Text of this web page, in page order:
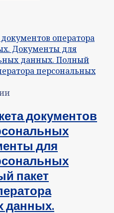
документов
для
пакет
данных.